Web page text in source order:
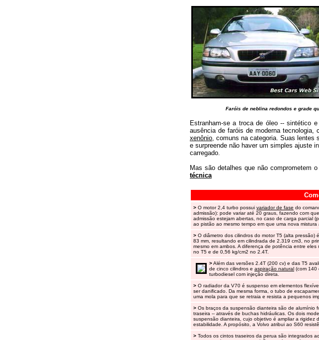
Faróis de neblina redondos e grade
Estranham-se a troca de óleo -- sintético
ausência de faróis de moderna tecnologia,
xenônio, comuns na categoria. Suas lentes
e surpreende não haver um simples ajuste
carregado.
Mas são detalhes que não comprometem
técnica
> O motor 2,4 turbo possui variador de fase do
admissão): pode variar até 20 graus, fazendo com
admissão estejam abertas, no caso de carga parcial
ao pistão ao mesmo tempo em que uma nova
> O diâmetro dos cilindros do motor T5 (alta
83 mm, resultando em cilindrada de 2.319 cm3, no
mesmo em ambos. A diferença de potência entre
no T5 e de 0,56 kg/cm2 no 2.4T.
>Além das versões 2.4T (200 cv) e das T5
de cinco cilindros e aspiração natural (com 140
turbodiesel com injeção direta.
> O radiador da V70 é suspenso em elementos
ser danificado. Da mesma forma, o tubo de
uma mola para que se retraia e resista a pequenos
> Os braços da suspensão dianteira são de alumínio
traseira -- através de buchas hidráulicas. Os dois
suspensão dianteira, cujo objetivo é ampliar a rigidez
estabilidade. A propósito, a Volvo atribui ao S60
> Todos os cintos traseiros da perua são integrados